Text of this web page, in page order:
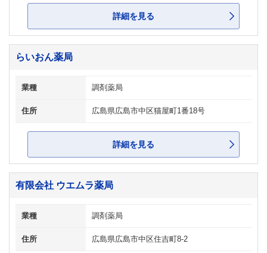
詳細を見る
らいおん薬局
業種 調剤薬局
住所 広島県広島市中区猫屋町1番18号
詳細を見る
有限会社 ウエムラ薬局
業種 調剤薬局
住所 広島県広島市中区住吉町8-2